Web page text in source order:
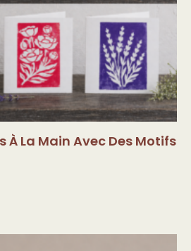
À La Main Avec Des Motifs